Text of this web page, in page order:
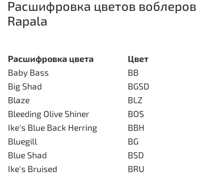
Расшифровка цветов воблеров
Rapala
Расшифровка цвета
Цвет
Baby Bass
BB
Big Shad
BGSD
Blaze
BLZ
Bleeding Olive Shiner
BOS
Ike's Blue Back Herring
BBH
Bluegill
BG
Blue Shad
BSD
Ike's Bruised
BRU